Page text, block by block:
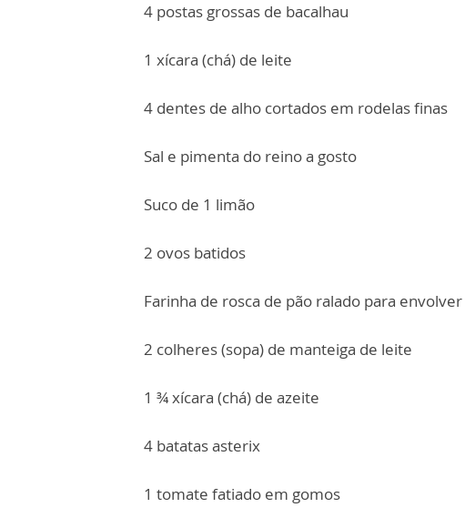
4 postas grossas de bacalhau
1 xícara (chá) de leite
4 dentes de alho cortados em rodelas finas
Sal e pimenta do reino a gosto
Suco de 1 limão
2 ovos batidos
Farinha de rosca de pão ralado para envolver
2 colheres (sopa) de manteiga de leite
1 ¾ xícara (chá) de azeite
4 batatas asterix
1 tomate fatiado em gomos